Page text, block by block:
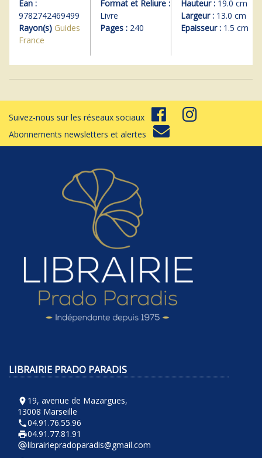
Ean :
9782742469499
Rayon(s) Guides
France
Format et Reliure :
Livre
Pages :240
Hauteur : 19.0 cm
Largeur : 13.0 cm
Epaisseur : 1.5 cm
Suivez-nous sur les réseaux sociaux
Abonnements newsletters et alertes
LIBRAIRIE PRADO PARADIS
room 19, avenue de Mazargues,
13008 Marseille
phone04.91.76.55.96
local_printshop04.91.77.81.91
alternate_emaillibrairiepradoparadis@gmail.com